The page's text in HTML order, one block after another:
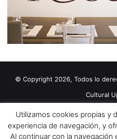
© Copyright 2026, Todos lo
Cultural
Política de cookies
Contacto
Utilizamos cookies propias y
experiencia de navegación, y
Al continuar con la